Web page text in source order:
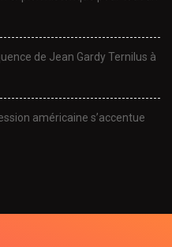
de Jean Gardy Ternilus à
américaine s’accentue